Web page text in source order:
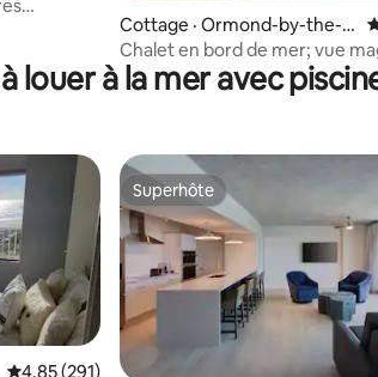
Cottage · Ormond-by-the-S
ea
Chalet en bord de mer; vue
Animaux acceptés
louer à la mer avec
Note moyenne de 4,85 sur 5, 291
4,85 (291)
Superhôte
Superhôte